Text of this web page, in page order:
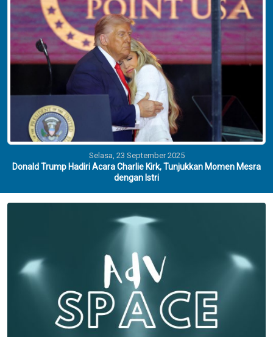
Selasa, 23 September 2025
Donald Trump Hadiri Acara Charlie Kirk, Tunjukkan Momen Mesra
dengan Istri